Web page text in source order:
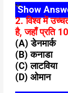
Show
2. विश्व में
है, जहाँ प्रति
(A) डेनमार्क
(B) कनाडा
(C) लाटविया
(D) ओमान